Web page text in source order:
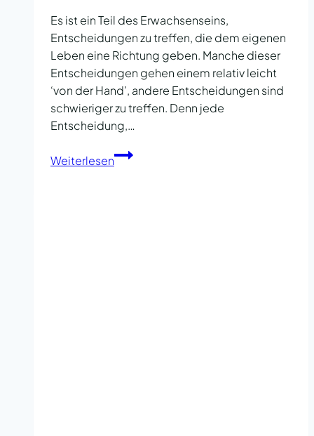
Es ist ein Teil des Erwachsenseins,
Entscheidungen zu treffen, die dem eigenen
Leben eine Richtung geben. Manche dieser
Entscheidungen gehen einem relativ leicht
‘von der Hand’, andere Entscheidungen sind
schwieriger zu treffen. Denn jede
Entscheidung,…
WeiterlesenKonsequenzen
meistern